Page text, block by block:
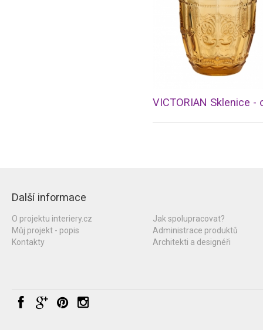
Další informace
O projektu interiery.cz
Můj projekt - popis
Kontakty
Jak spolupracovat?
Administrace produktů
Architekti a designéři